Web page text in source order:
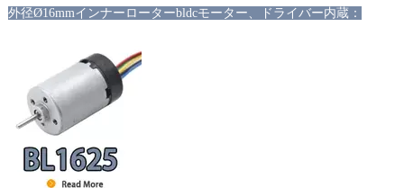
外径Ø16mmインナーローターbldcモーター、ドライバー内蔵：